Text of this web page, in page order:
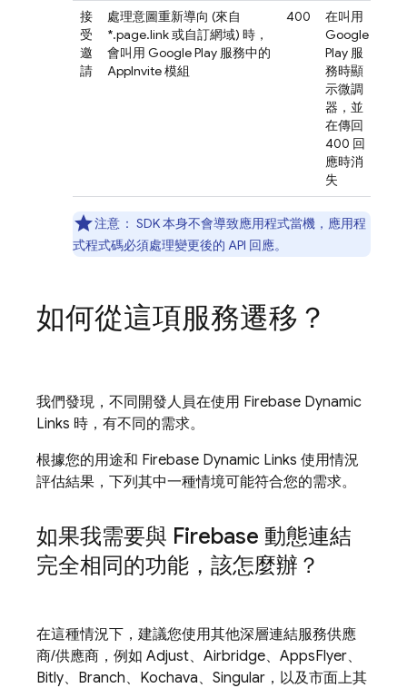
接
受
邀
請
處理意圖重新導向 (來自
*.page.link 或自訂網域) 時，
會叫用 Google Play 服務中的
AppInvite 模組
400
在叫用
Google
Play 服
務時顯
示微調
器，並
在傳回
400 回
應時消
失
注意： SDK 本身不會導致應用程式當機，應用程
式程式碼必須處理變更後的 API 回應。
如何從這項服務遷移？
我們發現，不同開發人員在使用 Firebase Dynamic
Links 時，有不同的需求。
根據您的用途和 Firebase Dynamic Links 使用情況
評估結果，下列其中一種情境可能符合您的需求。
如果我需要與 Firebase 動態連結
完全相同的功能，該怎麼辦？
在這種情況下，建議您使用其他深層連結服務供應
商/供應商，例如 Adjust、Airbridge、AppsFlyer、
Bitly、Branch、Kochava、Singular，以及市面上其